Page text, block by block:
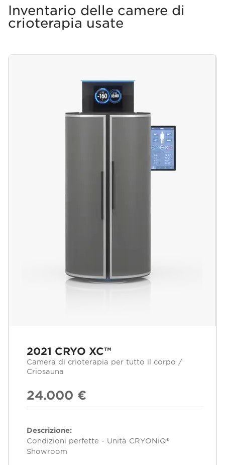
Inventario delle camere di
crioterapia usate
2021 CRYO XC™
Camera di crioterapia per tutto il corpo /
Criosauna
24.000 €
Descrizione:
Condizioni perfette - Unità CRYONiQ®
Showroom